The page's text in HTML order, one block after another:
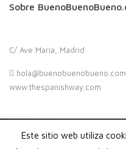
Sobre
C/ Ave María, Madrid
hola@buenobuenobueno.com
www.thespanishway.com
Copyright 2020.
Este sitio web utiliza